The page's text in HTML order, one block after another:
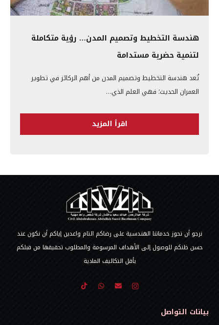
هندسة التخطيط وتصميم المدن… رؤية متكاملة
لتنمية حضرية مستدامة
تُعد هندسة التخطيط وتصميم المدن من أهم الركائز في تطوير
العمران الحديث؛ فهي العلم الذي…
اقرأ المزيد
نرجو أن تحوز خدماتنا الهندسية على رضاكم التام واعدين إياكم أن نكون عند
حسن ظنكم للوصول إلى الأهداف المرسومة والمطلوب تحقيقها من قبلكم
بأقل التكاليف المادية
بيانات التواصل